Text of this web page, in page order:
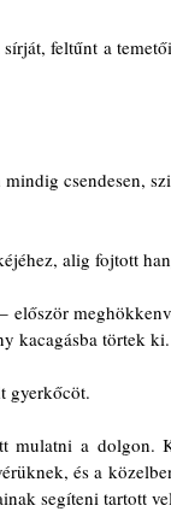
feltűnt a
csendesen,
alig fojtott
kacagásba törtek ki.
gyerkőcöt.
mulatni a dolgon.
és a
segíteni tartott